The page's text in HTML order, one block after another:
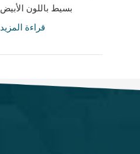
بسيط باللون الأبيض
قراءة المزيد